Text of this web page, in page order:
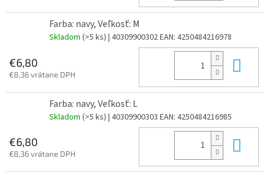
Farba: navy, Veľkosť: M
Skladom (>5 ks) | 40309900302EAN: 4250484216978
€6,80
€8,36 vrátane DPH
Farba: navy, Veľkosť: L
Skladom (>5 ks) | 40309900303 EAN: 4250484216985
€6,80
€8,36 vrátane DPH